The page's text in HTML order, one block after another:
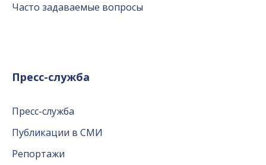
Часто задаваемые вопросы
Пресс-служба
Пресс-служба
Публикации в СМИ
Репортажи